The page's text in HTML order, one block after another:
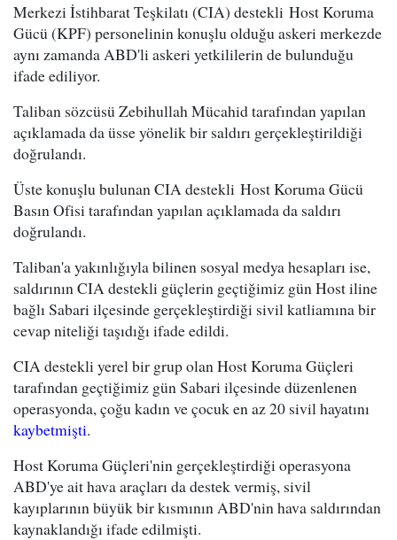
Merkezi İstihbarat Teşkilatı (CIA) destekli Host Koruma
Gücü (KPF) personelinin konuşlu olduğu askeri merkezde
aynı zamanda ABD'li askeri yetkililerin de bulunduğu
ifade ediliyor.
Taliban sözcüsü Zebihullah Mücahid tarafından yapılan
açıklamada da üsse yönelik bir saldırı gerçekleştirildiği
doğrulandı.
Üste konuşlu bulunan CIA destekli Host Koruma Gücü
Basın Ofisi tarafından yapılan açıklamada da saldırı
doğrulandı.
Taliban'a yakınlığıyla bilinen sosyal medya hesapları ise,
saldırının CIA destekli güçlerin geçtiğimiz gün Host iline
bağlı Sabari ilçesinde gerçekleştirdiği sivil katliamına bir
cevap niteliği taşıdığı ifade edildi.
CIA destekli yerel bir grup olan Host Koruma Güçleri
tarafından geçtiğimiz gün Sabari ilçesinde düzenlenen
operasyonda, çoğu kadın ve çocuk en az 20 sivil hayatını
kaybetmişti.
Host Koruma Güçleri'nin gerçekleştirdiği operasyona
ABD'ye ait hava araçları da destek vermiş, sivil
kayıplarının büyük bir kısmının ABD'nin hava saldırından
kaynaklandığı ifade edilmişti.